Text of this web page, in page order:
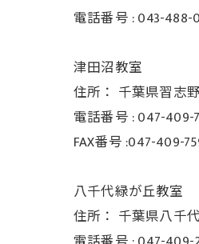
電話番号 :043-488-
津田沼教室
住所： 千葉県習志
電話番号 :047-409-
FAX番号 :047-409-
八千代緑が丘教室
住所： 千葉県八千